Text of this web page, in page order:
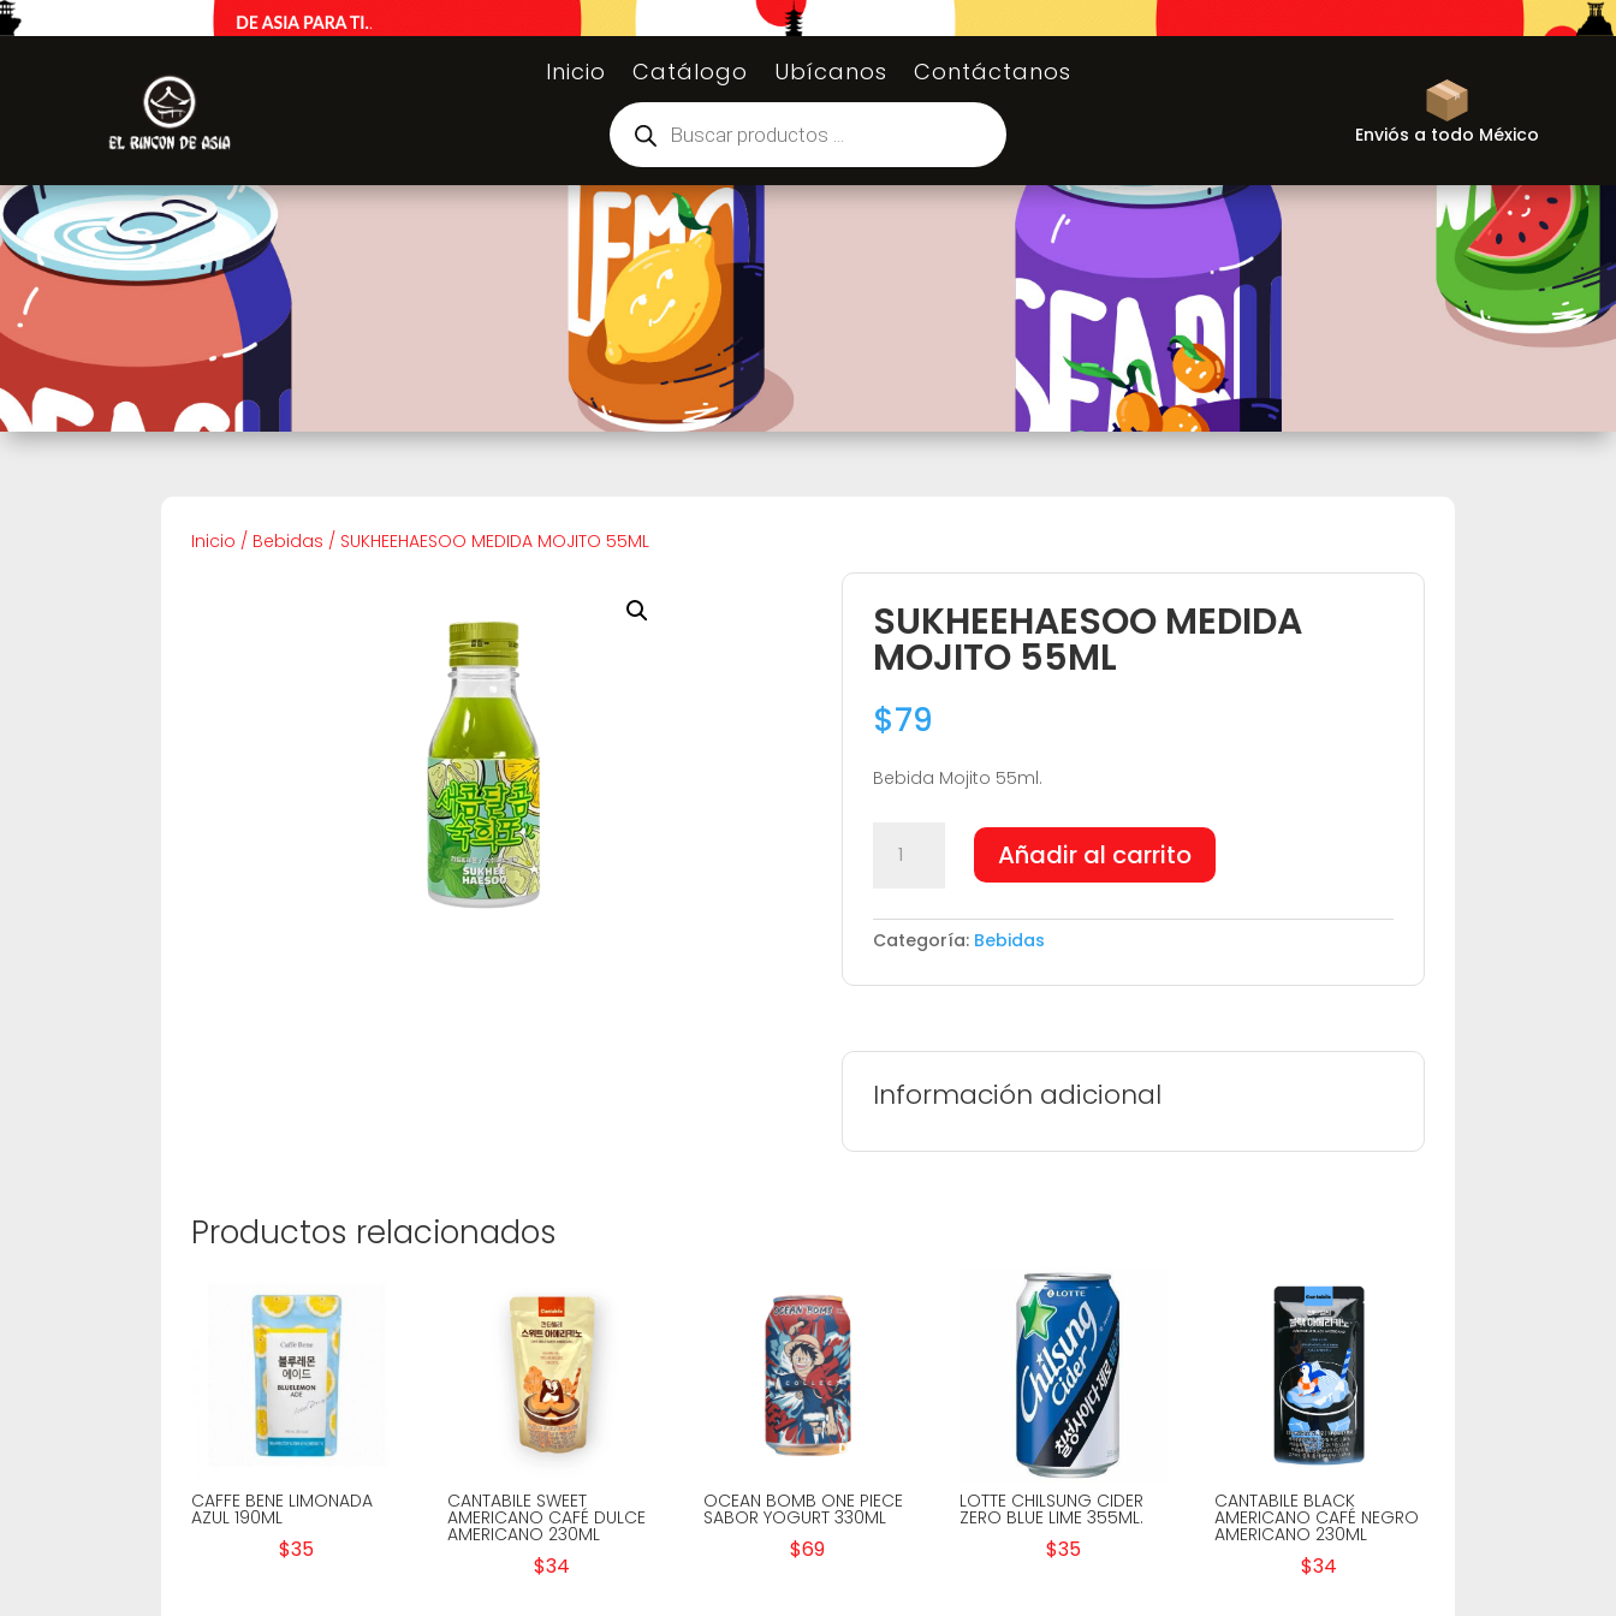
Inicio Catálogo Ubícanos Contáctanos
Búsqueda
de
productos Enviós a todo México
Inicio / Bebidas / SUKHEEHAESOO MEDIDA MOJITO 55ML
SUKHEEHAESOO MEDIDA
MOJITO 55ML
$79
Bebida Mojito 55ml.
SUKHEEHAESOO
MEDIDA
55ML
cantidad
Añadir al carrito
Categoría: Bebidas
Información adicional
Productos relacionados
CAFFE BENE LIMONADA
AZUL 190ML
$35
CANTABILE SWEET
AMERICANO CAFÉ DULCE
AMERICANO 230ML
$34
OCEAN BOMB ONE PIECE
SABOR YOGURT 330ML
$69
LOTTE CHILSUNG CIDER
ZERO BLUE LIME 355ML.
$35
CANTABILE BLACK
AMERICANO CAFÉ NEGRO
AMERICANO 230ML
$34